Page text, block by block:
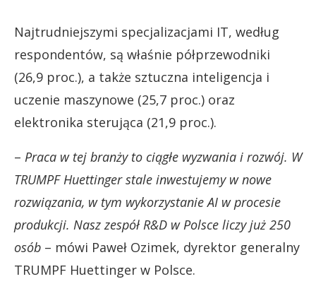
Najtrudniejszymi specjalizacjami IT, według
respondentów, są właśnie półprzewodniki
(26,9 proc.), a także sztuczna inteligencja i
uczenie maszynowe (25,7 proc.) oraz
elektronika sterująca (21,9 proc.).
– Praca w tej branży to ciągłe wyzwania i rozwój. W
TRUMPF Huettinger stale inwestujemy w nowe
rozwiązania, w tym wykorzystanie AI w procesie
produkcji. Nasz zespół R&D w Polsce liczy już 250
osób – mówi Paweł Ozimek, dyrektor generalny
TRUMPF Huettinger w Polsce.